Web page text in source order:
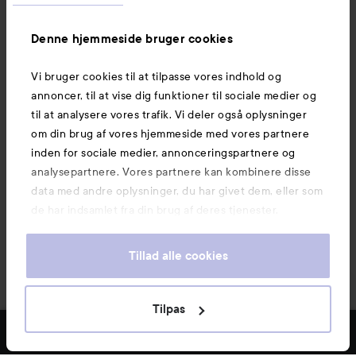
Denne hjemmeside bruger cookies
Vi bruger cookies til at tilpasse vores indhold og
annoncer, til at vise dig funktioner til sociale medier og
til at analysere vores trafik. Vi deler også oplysninger
om din brug af vores hjemmeside med vores partnere
inden for sociale medier, annonceringspartnere og
analysepartnere. Vores partnere kan kombinere disse
data med andre oplysninger, du har givet dem, eller som
de har indsamlet fra din brug af deres tjenester.
Tillad alle cookies
Tilpas
FILTER MEST SOLGTE
Information
Mere at udforske
E-handel af Avensia